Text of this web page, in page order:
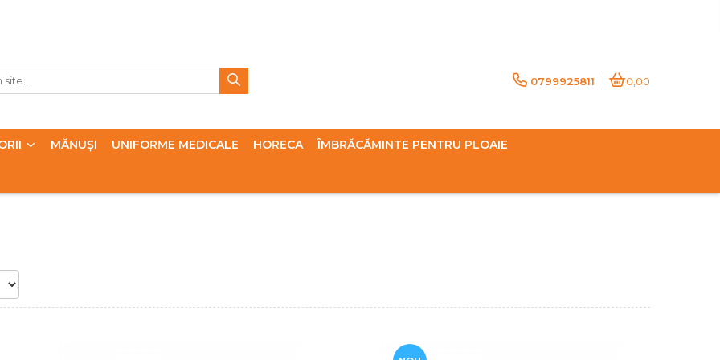
0799925811 0,00
MĂNUȘI UNIFORME MEDICALE HORECA ÎMBRĂCĂMINTE PENTRU PLOAIE